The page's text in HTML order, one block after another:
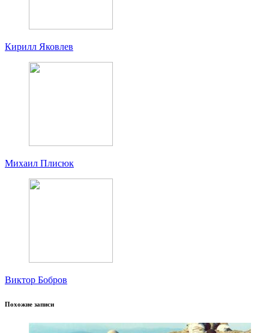
Кирилл Яковлев
Михаил Плисюк
Виктор Бобров
Похожие записи